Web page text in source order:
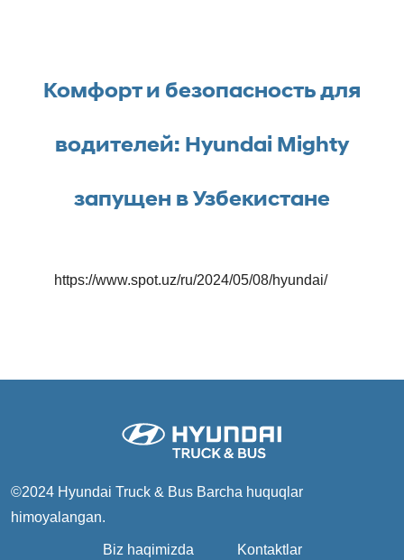
Комфорт и безопасность для
водителей: Hyundai Mighty
запущен в Узбекистане
https://www.spot.uz/ru/2024/05/08/hyundai/
©2024 Hyundai Truck & Bus Barcha huquqlar
himoyalangan.
Biz haqimizda Kontaktlar